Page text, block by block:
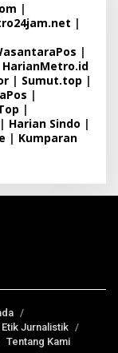
|
|
|
HarianMetro.id
| Sumut.top |
|
|
| Harian Sindo |
| Kumparan
Jurnalistik
Tentang Kami